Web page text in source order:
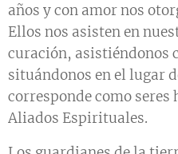
años y con amor nos
Ellos nos asisten en
curación, asistiéndonos
situándonos en el lugar
corresponde como seres
Aliados Espirituales.